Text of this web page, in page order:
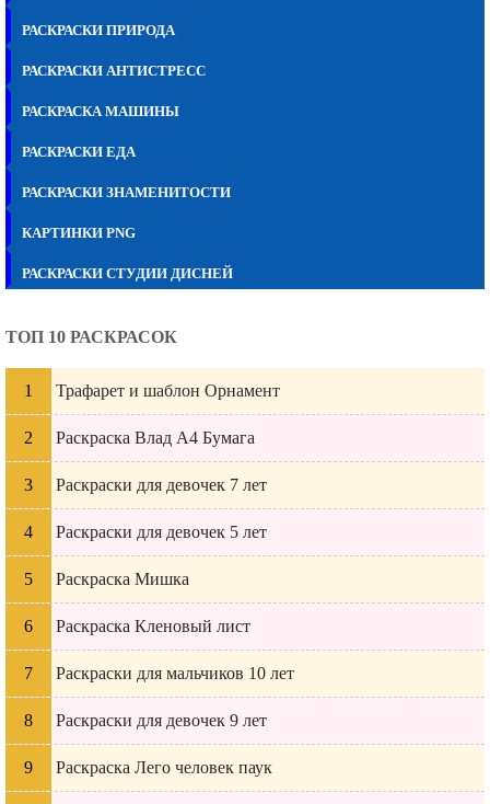
РАСКРАСКИ ПРИРОДА
РАСКРАСКИ АНТИСТРЕСС
РАСКРАСКА МАШИНЫ
РАСКРАСКИ ЕДА
РАСКРАСКИ ЗНАМЕНИТОСТИ
КАРТИНКИ PNG
РАСКРАСКИ СТУДИИ ДИСНЕЙ
ТОП 10 РАСКРАСОК
Трафарет и шаблон Орнамент
Раскраска Влад А4 Бумага
Раскраски для девочек 7 лет
Раскраски для девочек 5 лет
Раскраска Мишка
Раскраска Кленовый лист
Раскраски для мальчиков 10 лет
Раскраски для девочек 9 лет
Раскраска Лего человек паук